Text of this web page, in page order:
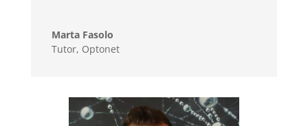
Marta Fasolo
Tutor, Optonet